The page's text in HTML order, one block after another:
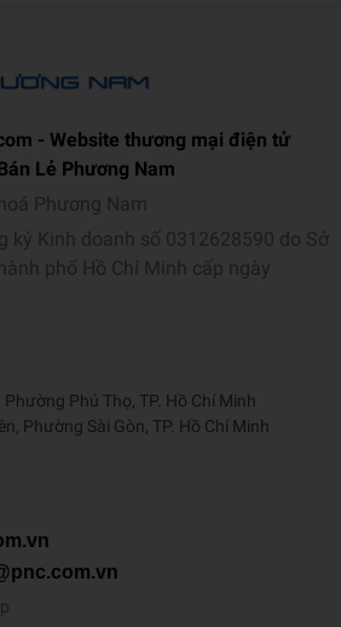
- Website thương mại điện tử
Lẻ Phương Nam
Phương Nam
ký Kinh doanh số 0312628590 do Sở
phố Hồ Chí Minh cấp ngày
Phú Thọ, TP. Hồ Chí Minh
Phường Sài Gòn, TP. Hồ Chí Minh